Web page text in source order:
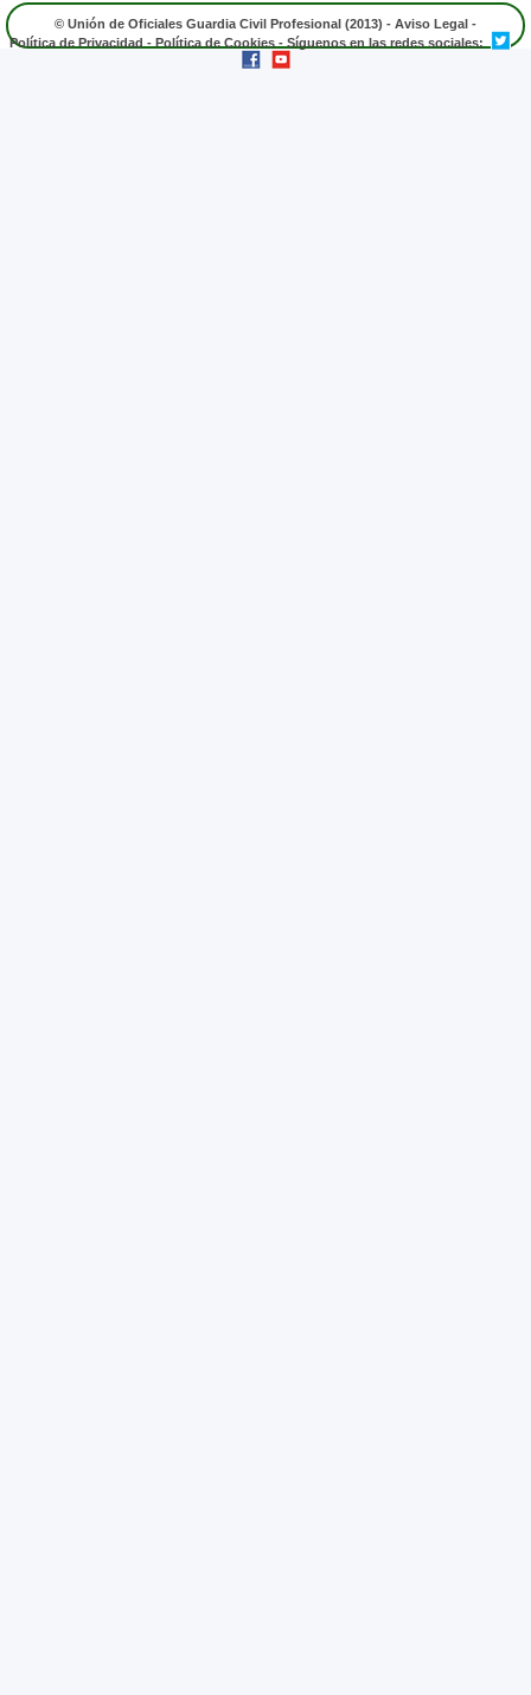
© Unión de Oficiales Guardia Civil Profesional (2013) - Aviso Legal -
Política de Privacidad - Política de Cookies - Síguenos en las redes sociales: